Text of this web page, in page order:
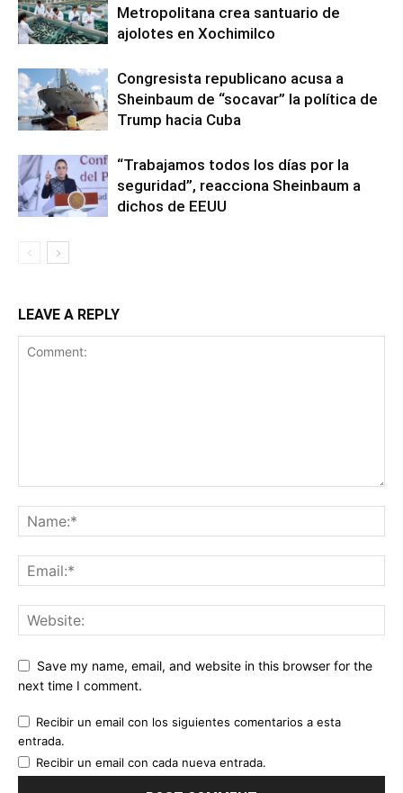
Metropolitana crea santuario de
ajolotes en Xochimilco
Congresista republicano acusa a
Sheinbaum de “socavar” la política de
Trump hacia Cuba
“Trabajamos todos los días por la
seguridad”, reacciona Sheinbaum a
dichos de EEUU
LEAVE A REPLY
Save my name, email, and website in this browser for the
next time I comment.
Recibir un email con los siguientes comentarios a esta
entrada.
Recibir un email con cada nueva entrada.